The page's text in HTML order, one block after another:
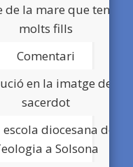
de la mare que tenia
molts fills
Comentari
en la imatge del
sacerdot
diocesana de
a Solsona